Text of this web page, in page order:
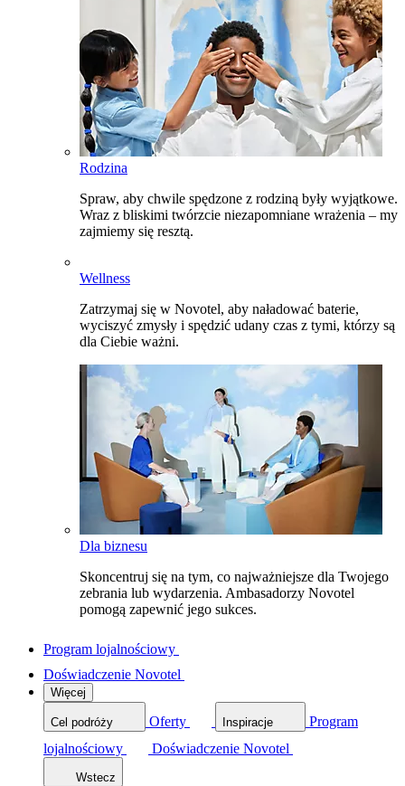
Rodzina
Spraw, aby chwile spędzone z rodziną były wyjątkowe.
Wraz z bliskimi twórzcie niezapomniane wrażenia – my
zajmiemy się resztą.
Wellness
Zatrzymaj się w Novotel, aby naładować baterie,
wyciszyć zmysły i spędzić udany czas z tymi, którzy są
dla Ciebie ważni.
Dla biznesu
Skoncentruj się na tym, co najważniejsze dla Twojego
zebrania lub wydarzenia. Ambasadorzy Novotel
pomogą zapewnić jego sukces.
Program lojalnościowy
Doświadczenie Novotel
Więcej
Cel podróży Oferty Inspiracje
Program
lojalnościowy
Doświadczenie Novotel
Wstecz